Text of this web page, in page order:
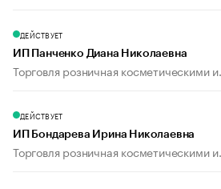
ДЕЙСТВУЕТ
ИП Панченко Диана Николаевна
Торговля розничная косметическими
ДЕЙСТВУЕТ
ИП Бондарева Ирина Николаевна
Торговля розничная косметическими